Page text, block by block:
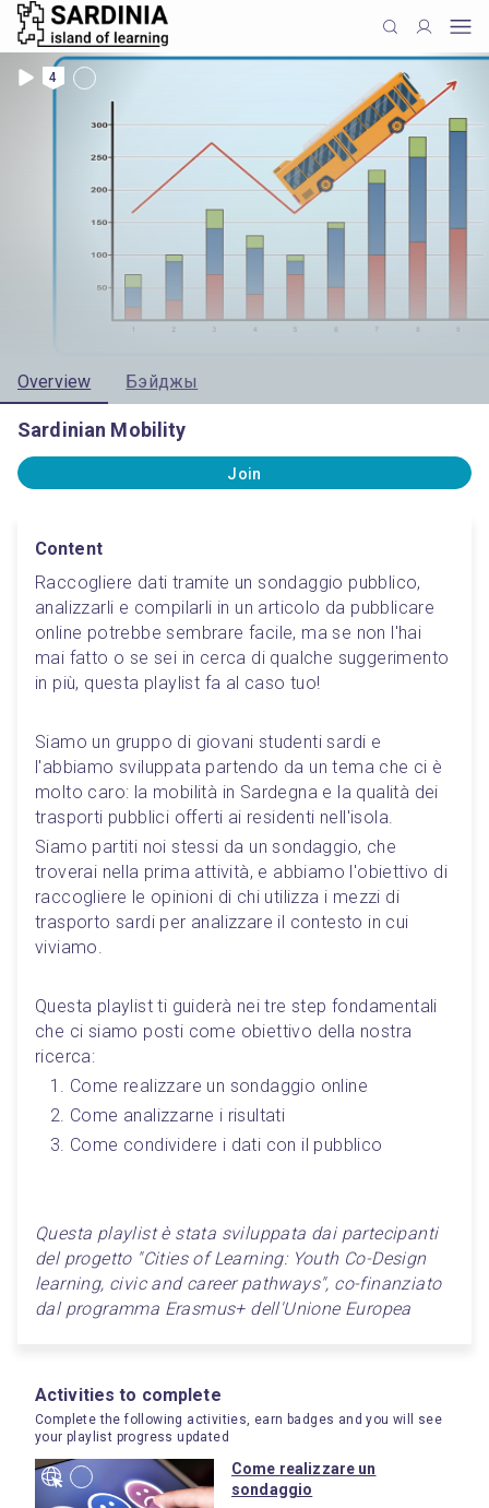
4
Overview Бэйджы
Sardinian Mobility
Join
Content
Raccogliere dati tramite un sondaggio pubblico,
analizzarli e compilarli in un articolo da pubblicare
online potrebbe sembrare facile, ma se non l'hai
mai fatto o se sei in cerca di qualche suggerimento
in più, questa playlist fa al caso tuo!
Siamo un gruppo di giovani studenti sardi e
l'abbiamo sviluppata partendo da un tema che ci è
molto caro: la mobilità in Sardegna e la qualità dei
trasporti pubblici offerti ai residenti nell'isola.
Siamo partiti noi stessi da un sondaggio, che
troverai nella prima attività, e abbiamo l'obiettivo di
raccogliere le opinioni di chi utilizza i mezzi di
trasporto sardi per analizzare il contesto in cui
viviamo.
Questa playlist ti guiderà nei tre step fondamentali
che ci siamo posti come obiettivo della nostra
ricerca:
Come realizzare un sondaggio online
Come analizzarne i risultati
Come condividere i dati con il pubblico
Questa playlist è stata sviluppata dai partecipanti
del progetto "Cities of Learning: Youth Co-Design
learning, civic and career pathways", co-finanziato
dal programma Erasmus+ dell'Unione Europea
Activities to complete
Complete the following activities, earn badges and you will see
your playlist progress updated
Come realizzare un
sondaggio